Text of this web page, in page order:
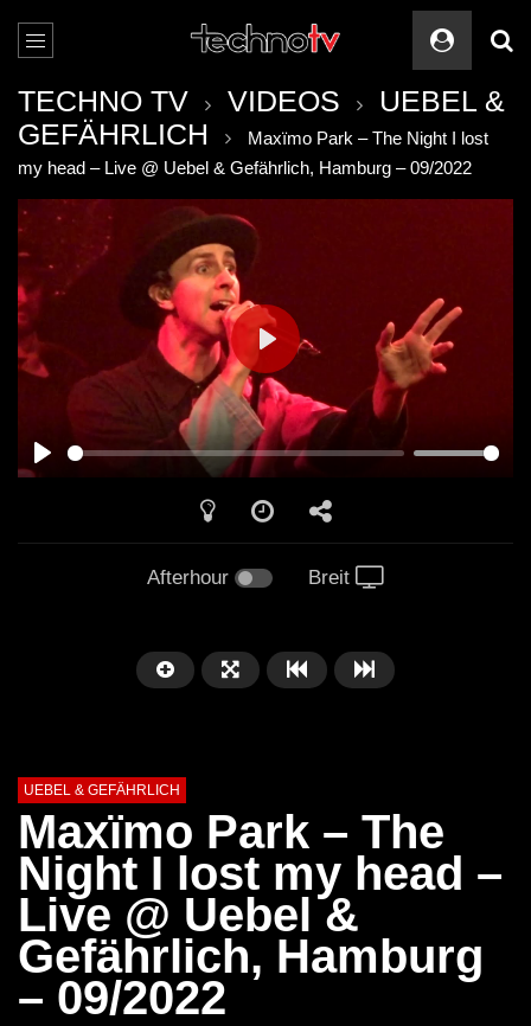
TECHNO TV VIDEOS
UEBEL &
GEFÄHRLICH
Maxïmo Park – The Night I lost
my head – Live @ Uebel & Gefährlich, Hamburg – 09/2022
PLAY
PLAY
Afterhour Breit
UEBEL & GEFÄHRLICH
Maxïmo Park – The
Night I lost my head –
Live @ Uebel &
Gefährlich, Hamburg
– 09/2022